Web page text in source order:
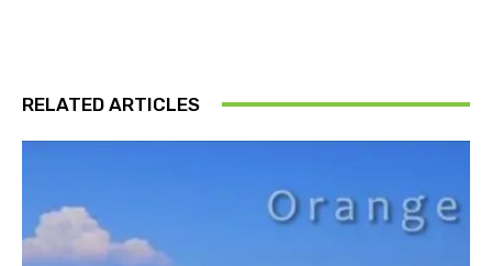
RELATED ARTICLES